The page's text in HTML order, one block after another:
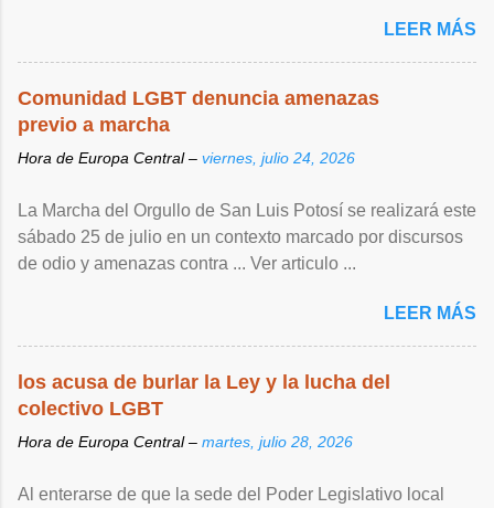
LEER MÁS
Comunidad LGBT denuncia amenazas
previo a marcha
Hora de Europa Central – viernes, julio 24, 2026
La Marcha del Orgullo de San Luis Potosí se realizará este
sábado 25 de julio en un contexto marcado por discursos
de odio y amenazas contra ... Ver articulo ...
LEER MÁS
los acusa de burlar la Ley y la lucha del
colectivo LGBT
Hora de Europa Central – martes, julio 28, 2026
Al enterarse de que la sede del Poder Legislativo local